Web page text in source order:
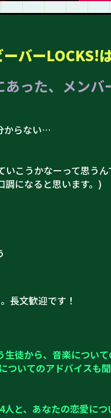
ーバーLOCKS!
あった、メン
からない…
こうかなーって思うん
になると思います。)
。長文歓迎です！
徒から、音楽につい
ついてのアドバイスも
と、あなたの恋愛に